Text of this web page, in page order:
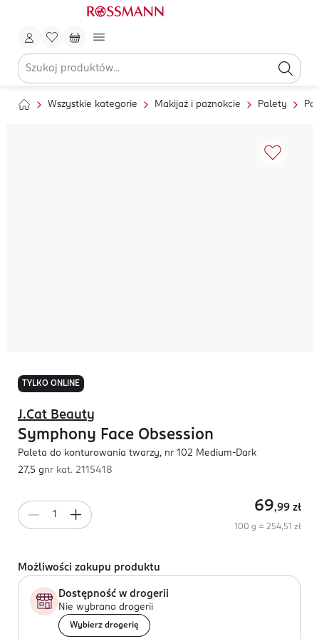
Wszystkie kategorie Makijaż i paznokcie Palety
TYLKO ONLINE
J.Cat Beauty
Symphony Face Obsession
Paleta do konturowania twarzy, nr 102 Medium-Dark
27,5 gnr kat. 2115418
69,99 zł
100 g = 254,51 zł
Możliwości zakupu produktu
Dostępność w drogerii
Nie wybrano drogerii
Wybierz drogerię